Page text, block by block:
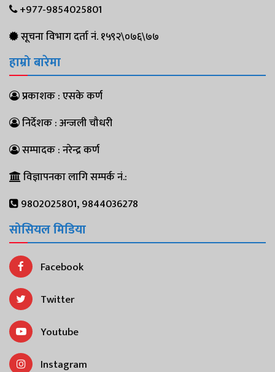
+977-9854025801
सूचना विभाग दर्ता नं. १५९२\०७६\७७
हाम्रो बारेमा
प्रकाशक : एसके कर्ण
निर्देशक : अन्जली चौधरी
सम्पादक : नरेन्द्र कर्ण
विज्ञापनका लागि सम्पर्क नं.:
9802025801, 9844036278
सोसियल मिडिया
Facebook
Twitter
Youtube
Instagram